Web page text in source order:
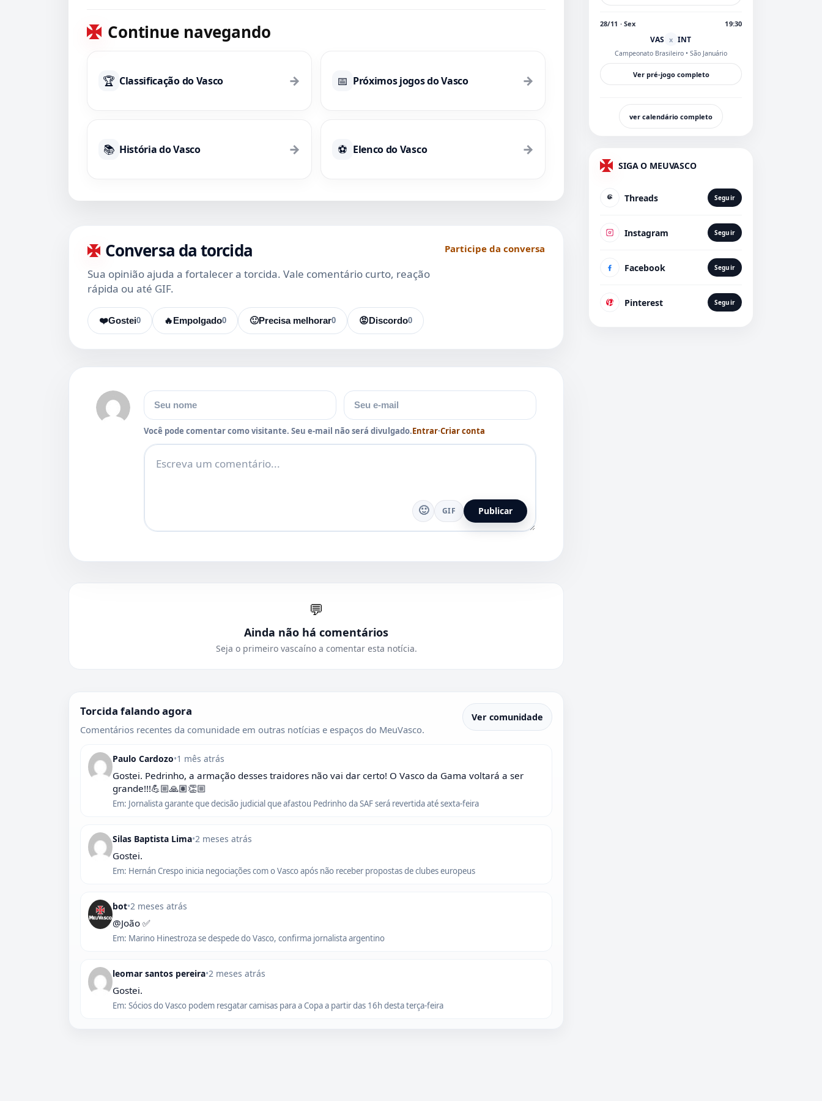
Continue navegando
🏆 Classificação do Vasco → 📅 Próximos jogos do Vasco →
📚 História do Vasco → ⚽ Elenco do Vasco →
Conversa da torcida
Sua opinião ajuda a fortalecer a torcida. Vale comentário curto, reação
rápida ou até GIF.
Participe da conversa
❤️ 0
Gostei 🔥 0
Empolgado 🙂 0
Precisa melhorar 😡 0
Discordo
Nome E-mail
Você pode comentar como visitante. Seu e-mail não será divulgado.Entrar·Criar conta
Comentário
🙂 GIF Publicar
💬
Ainda não há comentários
Seja o primeiro vascaíno a comentar esta notícia.
Torcida falando agora
Comentários recentes da comunidade em outras notícias e espaços do MeuVasco.
Ver comunidade
Paulo Cardozo•1 mês atrás
Gostei. Pedrinho, a armação desses traidores não vai dar certo! O Vasco da Gama voltará a ser
grande!!!💪🏼🙏🏽👏🏼
Em: Jornalista garante que decisão judicial que afastou Pedrinho da SAF será revertida até sexta-feira
Silas Baptista Lima•2 meses atrás
Gostei.
Em: Hernán Crespo inicia negociações com o Vasco após não receber propostas de clubes europeus
bot•2 meses atrás
@João ✅
Em: Marino Hinestroza se despede do Vasco, confirma jornalista argentino
leomar santos pereira•2 meses atrás
Gostei.
Em: Sócios do Vasco podem resgatar camisas para a Copa a partir das 16h desta terça-feira
28/11 · Sex 19:30
VAS x INT
Campeonato Brasileiro • São Januário
Ver pré-jogo completo
ver calendário completo
SIGA O MEUVASCO
Threads Seguir
Instagram Seguir
Facebook Seguir
Pinterest Seguir